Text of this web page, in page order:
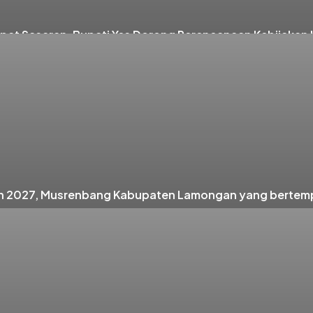
Sasaran, Bupati Yes Dorong Perencanaan
2027, Musrenbang Kabupaten Lamongan yang